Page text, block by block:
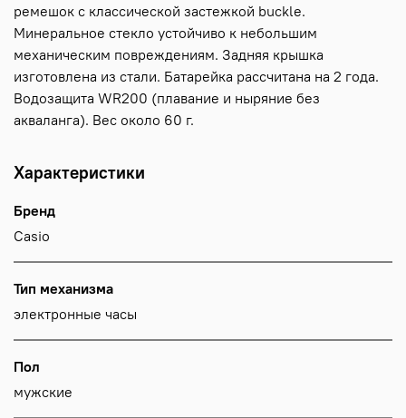
ремешок с классической застежкой buckle.
Минеральное стекло устойчиво к небольшим
механическим повреждениям. Задняя крышка
изготовлена из стали. Батарейка рассчитана на 2 года.
Водозащита WR200 (плавание и ныряние без
акваланга). Вес около 60 г.
Характеристики
Бренд
Casio
Тип механизма
электронные часы
Пол
мужские